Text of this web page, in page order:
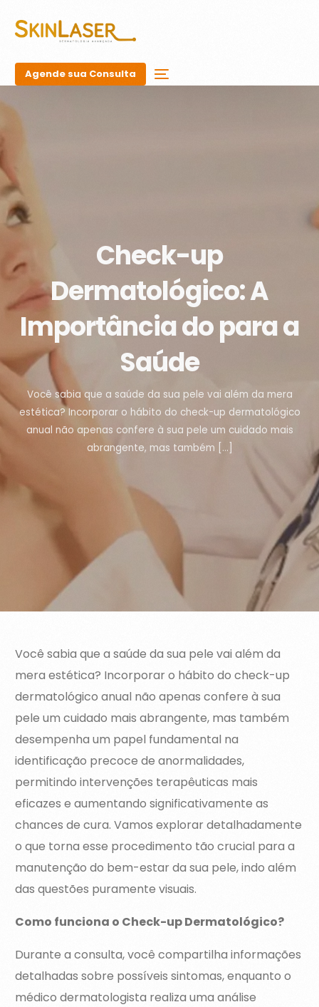
Agende sua Consulta
Check-up
Dermatológico: A
Importância do para a
Saúde
Você sabia que a saúde da sua pele vai além da mera
estética? Incorporar o hábito do check-up dermatológico
anual não apenas confere à sua pele um cuidado mais
abrangente, mas também […]
Você sabia que a saúde da sua pele vai além da
mera estética? Incorporar o hábito do check-up
dermatológico anual não apenas confere à sua
pele um cuidado mais abrangente, mas também
desempenha um papel fundamental na
identificação precoce de anormalidades,
permitindo intervenções terapêuticas mais
eficazes e aumentando significativamente as
chances de cura. Vamos explorar detalhadamente
o que torna esse procedimento tão crucial para a
manutenção do bem-estar da sua pele, indo além
das questões puramente visuais.
Como funciona o Check-up Dermatológico?
Durante a consulta, você compartilha informações
detalhadas sobre possíveis sintomas, enquanto o
médico dermatologista realiza uma análise